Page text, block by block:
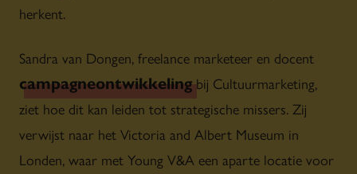
herkent.
Sandra van Dongen, freelance marketeer en docent
campagneontwikkelingbij Cultuurmarketing,
ziet hoe dit kan leiden tot strategische missers. Zij
verwijst naar het Victoria and Albert Museum in
Londen, waar met Young V&A een aparte locatie voor